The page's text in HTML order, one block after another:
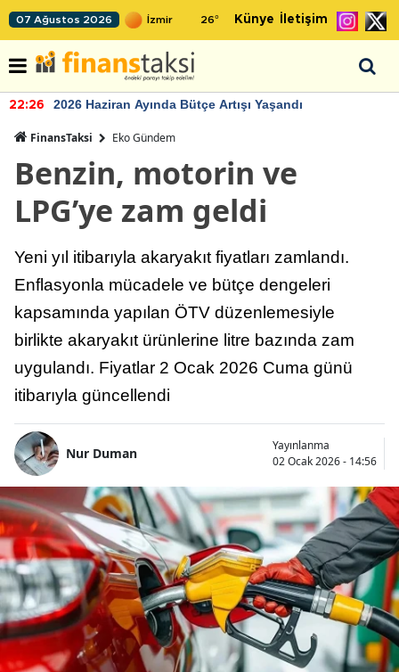
07 Ağustos 2026 26° Künye İletişim
22:26 2026 Haziran Ayında Bütçe Artışı Yaşandı
FinansTaksi Eko Gündem
Benzin, motorin ve
LPG’ye zam geldi
Yeni yıl itibarıyla akaryakıt fiyatları zamlandı.
Enflasyonla mücadele ve bütçe dengeleri
kapsamında yapılan ÖTV düzenlemesiyle
birlikte akaryakıt ürünlerine litre bazında zam
uygulandı. Fiyatlar 2 Ocak 2026 Cuma günü
itibarıyla güncellendi
Nur Duman
Yayınlanma
02 Ocak 2026 - 14:56